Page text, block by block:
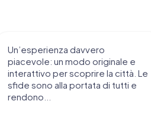
Un’esperienza davvero
piacevole: un modo originale e
interattivo per scoprire la città. Le
sfide sono alla portata di tutti e
rendono...